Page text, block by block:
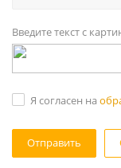
Введите текст с
Я согласен на